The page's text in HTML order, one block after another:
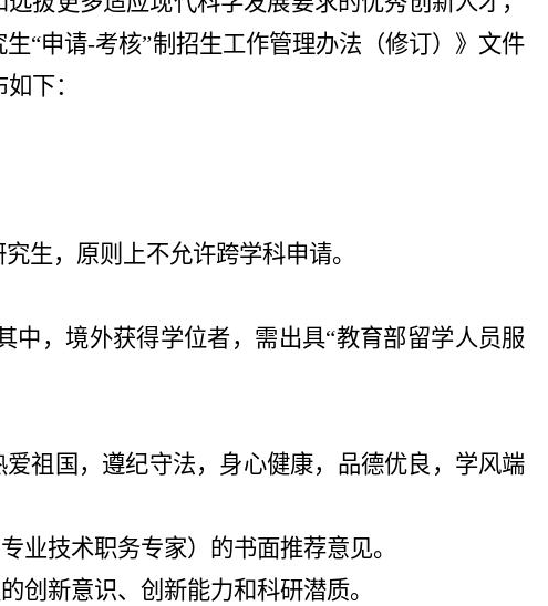
“申请-考核”制招生工作管理办法（修订）》文件
下：
生，原则上不允许跨学科申请。
中，境外获得学位者，需出具“教育部留学人员服
祖国，遵纪守法，身心健康，品德优良，学风端
业技术职务专家）的书面推荐意见。
创新意识、创新能力和科研潜质。